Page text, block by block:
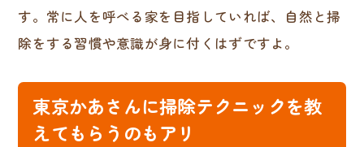
す。常に人を呼べる家を目指していれば、自然と掃
除をする習慣や意識が身に付くはずですよ。
東京かあさんに掃除テクニックを教
えてもらうのもアリ